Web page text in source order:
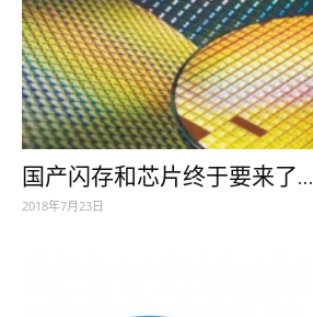
国产闪存和芯片终于要来了...
2018年7月23日